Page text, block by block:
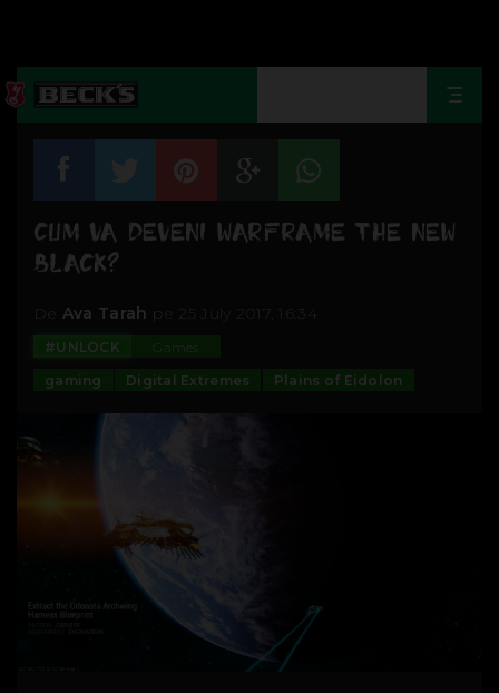
CUM VA DEVENI WARFRAME THE NEW
BLACK?
Ava Tarah pe 25 July 2017, 16:34
#UNLOCK
Games
gaming
Digital Extremes Plains of Eidolon